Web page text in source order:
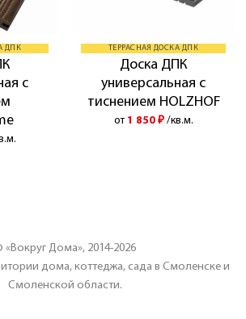
ДПК
с
ТЕРРАСНАЯ ДОСКА ДПК
Доска ДПК
универсальная с
тиснением HOLZHOF
от 1 850 ₽ /кв.м.
«Вокруг Дома», 2014-2026
дома, коттеджа, сада в Смоленске и
Смоленской области.